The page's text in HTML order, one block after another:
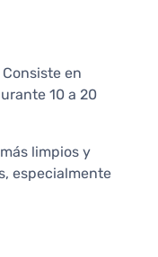
en
10 a 20
limpios y
especialmente